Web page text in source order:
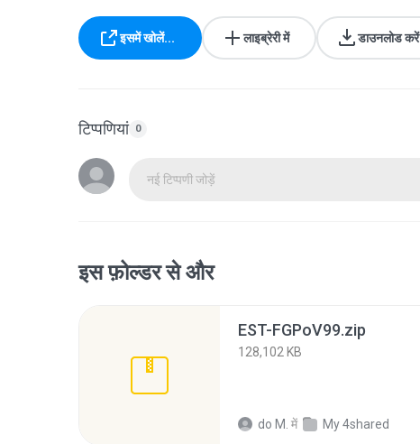
इसमें खोलें... लाइब्रेरी में डाउनलोड करें
टिप्पणियां 0
नई टिप्पणी जोड़ें
इस फ़ोल्डर से और
EST-FGPoV99.zip
128,102 KB
do M. में My 4shared